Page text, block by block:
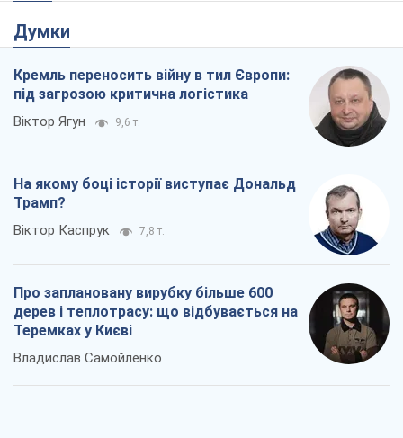
Думки
Кремль переносить війну в тил Європи:
під загрозою критична логістика
Віктор Ягун 9,6 т.
На якому боці історії виступає Дональд
Трамп?
Віктор Каспрук 7,8 т.
Про заплановану вирубку більше 600
дерев і теплотрасу: що відбувається на
Теремках у Києві
Владислав Самойленко